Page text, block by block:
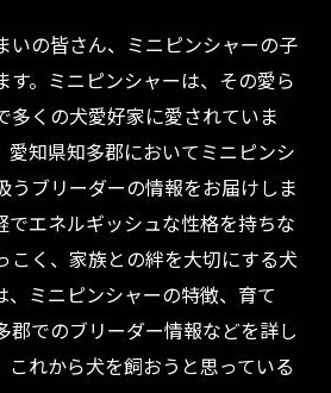
いの皆さん、ミニピンシャーの子
す。ミニピンシャーは、その愛ら
多くの犬愛好家に愛されていま
愛知県知多郡においてミニピンシ
うブリーダーの情報をお届けしま
でエネルギッシュな性格を持ちな
こく、家族との絆を大切にする犬
、ミニピンシャーの特徴、育て
郡でのブリーダー情報などを詳し
これから犬を飼おうと思っている